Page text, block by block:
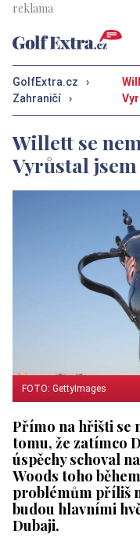
GolfExtra.cz
›
Zahraničí
›
Willett se
Vyrůstal
FOTO: GettyImages
Přímo na hřišti se
tomu, že zatímco
úspěchy schoval
Woods toho
problémům příliš
budou hlavními
Dubaji.